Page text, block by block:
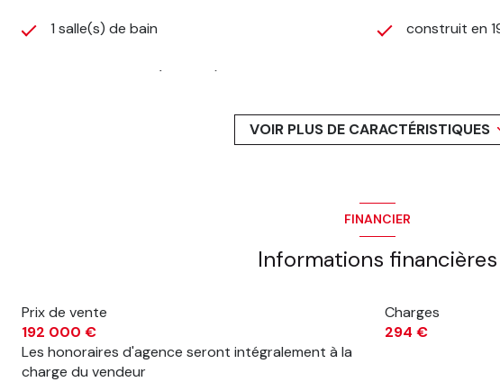
1 salle(s) de bain construit en
cuisine séparée (équipée) Chauffage
exposition
ascenseur
terrasse
interphone
quartier Les
Proche Gare
VOIR PLUS DE CARACTÉRISTIQUES
FINANCIER
Informations financières
Prix de vente
192 000 €
Les honoraires d'agence seront intégralement à la
charge du vendeur
Charges
294 €